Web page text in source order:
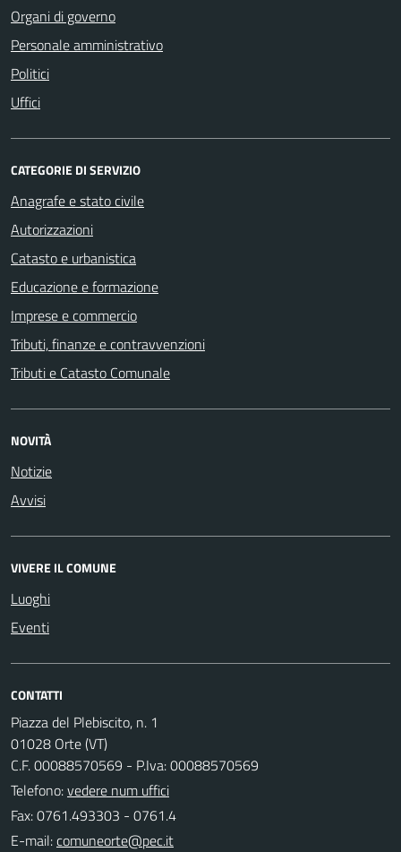
Organi di governo
Personale amministrativo
Politici
Uffici
CATEGORIE DI SERVIZIO
Anagrafe e stato civile
Autorizzazioni
Catasto e urbanistica
Educazione e formazione
Imprese e commercio
Tributi, finanze e contravvenzioni
Tributi e Catasto Comunale
NOVITÀ
Notizie
Avvisi
VIVERE IL COMUNE
Luoghi
Eventi
CONTATTI
Piazza del Plebiscito, n. 1
01028 Orte (VT)
C.F. 00088570569 - P.Iva: 00088570569
Telefono:vedere num uffici
Fax: 0761.493303 - 0761.4
E-mail: